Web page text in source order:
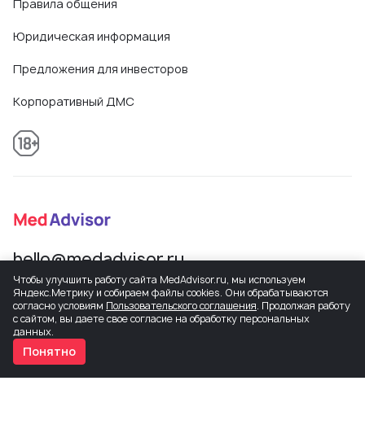
Правила общения
Юридическая информация
Предложения для инвесторов
Корпоративный ДМС
hello@medadvisor.ru
Сетевое издание MedAdvisor. Учредитель: Общество с ограниченной
ответственностью «МедЭдвайз». Регистрационный номер СМИ Эл
Чтобы улучшить работу сайта MedAdvisor.ru, мы используем
Яндекс.Метрику и собираем файлы cookies. Они обрабатываются
согласно условиям Пользовательского соглашения. Продолжая работу
с сайтом, вы даете свое согласие на обработку персональных
данных.
Понятно